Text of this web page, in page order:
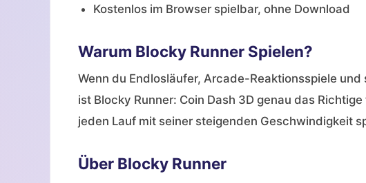
Kostenlos im Browser spielbar, ohne Download
Warum Blocky Runner Spielen?
Wenn du Endlosläufer, Arcade-Reaktionsspiele
ist Blocky Runner: Coin Dash 3D genau das
jeden Lauf mit seiner steigenden Geschwindigkeit
Über Blocky Runner